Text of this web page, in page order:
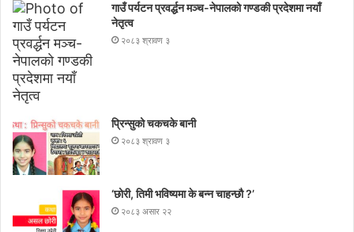
गाउँ पर्यटन प्रवर्द्धन मञ्च-नेपालकाे गण्डकी प्रदेशमा नयाँ
नेतृत्व
२०८३ श्रावण ३
प्रिन्सुको चकचके बानी
२०८३ श्रावण ३
‘छोरी, तिमी भविष्यमा के बन्न चाहन्छौ ?’
२०८३ असार २२